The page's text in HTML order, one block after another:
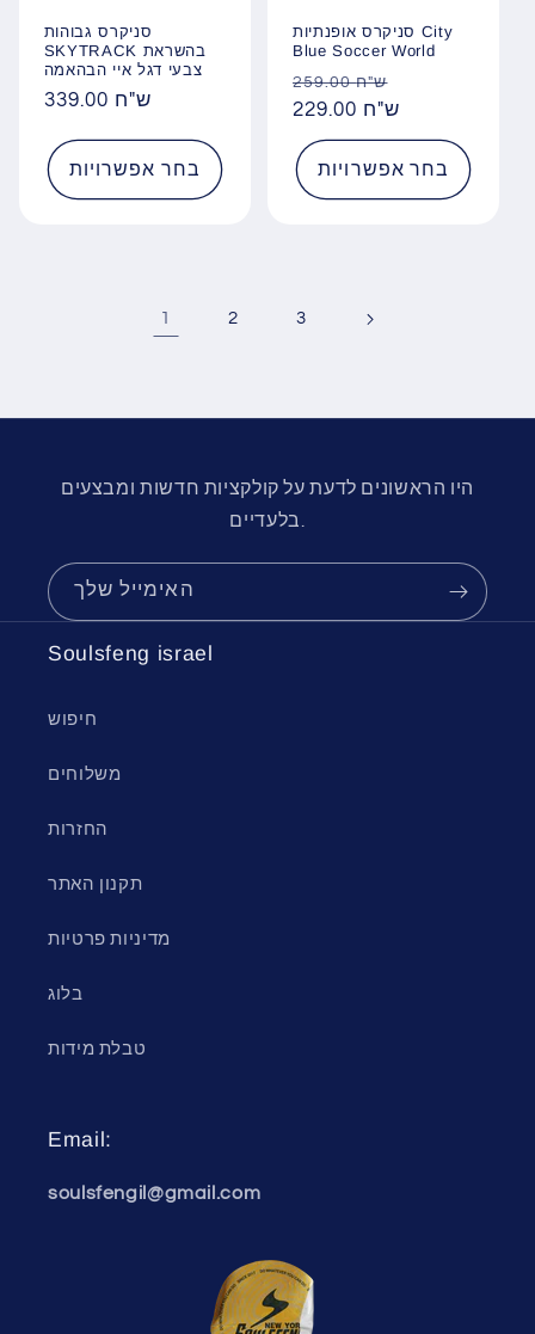
סניקרס גבוהות
SKYTRACK בהשראת
צבעי דגל איי הבהאמה
מחיר
339.00 ש"ח
בחר אפשרויות
סניקרס אופנתיות City
Blue Soccer World
מחיר
רגיל
259.00 ש"ח
229.00 ש"ח
בחר אפשרויות
1 2 3
היו הראשונים לדעת על קולקציות חדשות ומבצעים
האימייל שלך
Soulsfeng israel
חיפוש
משלוחים
החזרות
תקנון האתר
מדיניות פרטיות
בלוג
טבלת מידות
Email:
soulsfengil@gmail.com